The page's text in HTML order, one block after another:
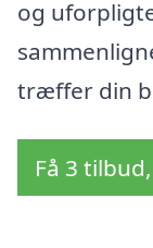
og
træffer din
Få 3